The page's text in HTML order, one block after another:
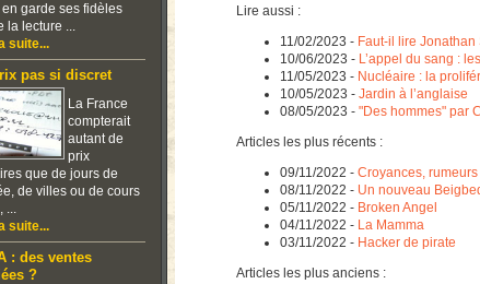
garde ses fidèles
la lecture ...
suite...
pas si discret
La France
compterait
autant de
prix
que de jours de
de villes ou de cours
...
suite...
: des ventes
?
Lire aussi :
11/02/2023 - Faut-il lire Jonathan
10/06/2023 - L’appel du sang :
11/05/2023 - Nucléaire : la
10/05/2023 - Jardin à l’anglaise
08/05/2023 - "Des hommes" par
Articles les plus récents :
09/11/2022 - Croyances,
08/11/2022 - Un nouveau
05/11/2022 - Broken Angel
04/11/2022 - La Mamma
03/11/2022 - Hacker de pirate
Articles les plus anciens :